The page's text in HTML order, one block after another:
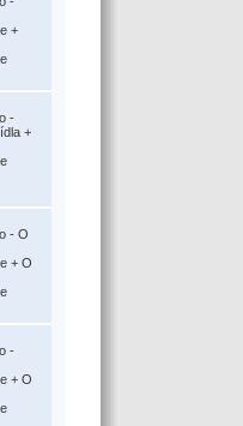
+
-
+
- O
+ O
-
+ O